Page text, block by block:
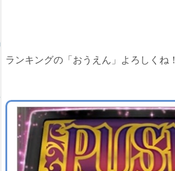
ランキングの「おうえん」よろしくね！